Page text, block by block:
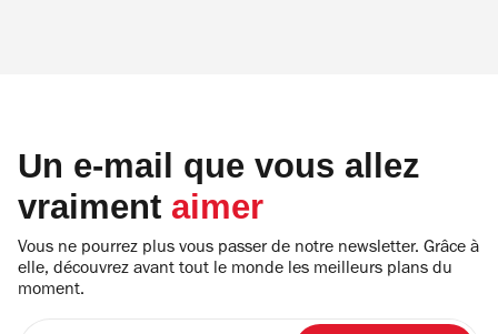
Un e-mail que vous allez
vraiment aimer
Vous ne pourrez plus vous passer de notre newsletter. Grâce à
elle, découvrez avant tout le monde les meilleurs plans du
moment.